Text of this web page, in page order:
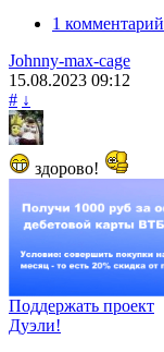
1 комментарий
Johnny-max-cage
15.08.2023 09:12
# ↓
здорово!
Поддержать проект
Дуэли!